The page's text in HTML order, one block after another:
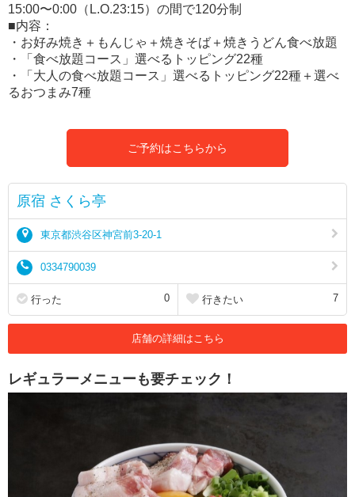
15:00〜0:00（L.O.23:15）の間で120分制
■内容：
・お好み焼き＋もんじゃ＋焼きそば＋焼きうどん食べ放題
・「食べ放題コース」選べるトッピング22種
・「大人の食べ放題コース」選べるトッピング22種＋選べ
るおつまみ7種
ご予約はこちらから
原宿 さくら亭
東京都渋谷区神宮前3-20-1
0334790039
行った 0 行きたい 7
店舗の詳細はこちら
レギュラーメニューも要チェック！